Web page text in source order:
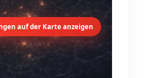
auf der Karte anzeigen